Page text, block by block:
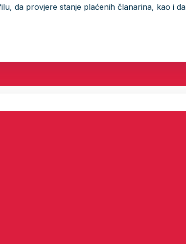
da provjere stanje plaćenih članarina, kao i da